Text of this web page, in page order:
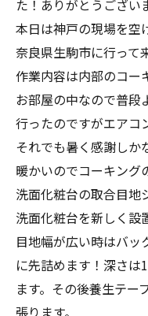
た！ありがとうござい
本日は神戸の現場を空
奈良県生駒市に行って
作業内容は内部のコー
お部屋の中なので普段
行ったのですがエアコ
それでも暑く感謝し
暖かいのでコーキン
洗面化粧台の取合目地
洗面化粧台を新しく設
目地幅が広い時はバッ
に先詰めます！深さ
ます。その後養生テー
張ります。